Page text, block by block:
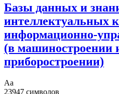
Базы данных и
интеллектуальных
информационно-
(в машиностроении
приборостроении)
Аа
23947 символов